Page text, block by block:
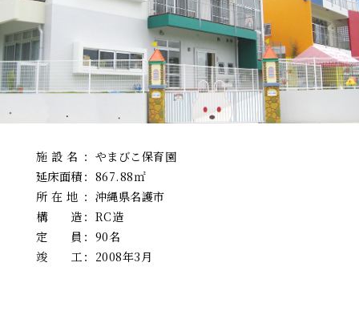
施 設 名 ： やまびこ保育園
延床面積 ： 867.88㎡
所 在 地 ： 沖縄県名護市
構 造 ： RC造
定 員 ： 90名
竣 工 ： 2008年3月